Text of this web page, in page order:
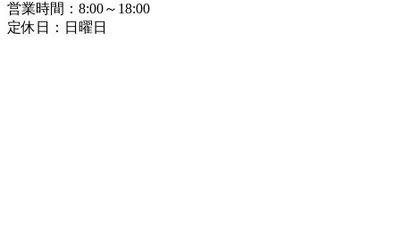
営業時間：8:00～18:00
定休日：日曜日